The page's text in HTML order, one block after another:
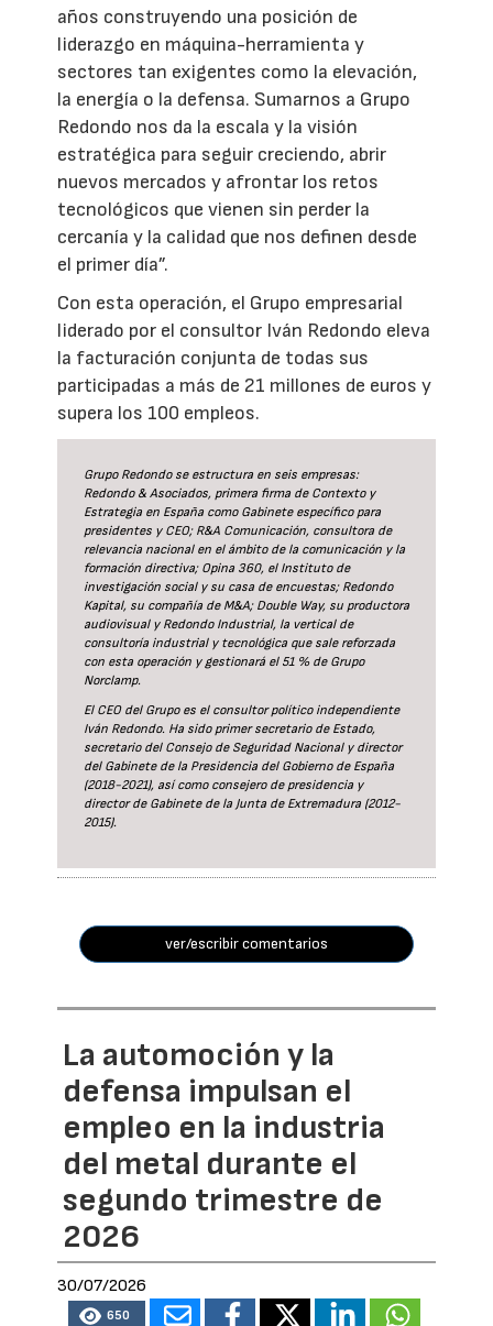
años construyendo una posición de
liderazgo en máquina-herramienta y
sectores tan exigentes como la elevación,
la energía o la defensa. Sumarnos a Grupo
Redondo nos da la escala y la visión
estratégica para seguir creciendo, abrir
nuevos mercados y afrontar los retos
tecnológicos que vienen sin perder la
cercanía y la calidad que nos definen desde
el primer día”.
Con esta operación, el Grupo empresarial
liderado por el consultor Iván Redondo eleva
la facturación conjunta de todas sus
participadas a más de 21 millones de euros y
supera los 100 empleos.
Grupo Redondo se estructura en seis empresas:
Redondo & Asociados, primera firma de Contexto y
Estrategia en España como Gabinete específico para
presidentes y CEO; R&A Comunicación, consultora de
relevancia nacional en el ámbito de la comunicación y la
formación directiva; Opina 360, el Instituto de
investigación social y su casa de encuestas; Redondo
Kapital, su compañía de M&A; Double Way, su productora
audiovisual y Redondo Industrial, la vertical de
consultoría industrial y tecnológica que sale reforzada
con esta operación y gestionará el 51 % de Grupo
Norclamp.
El CEO del Grupo es el consultor político independiente
Iván Redondo. Ha sido primer secretario de Estado,
secretario del Consejo de Seguridad Nacional y director
del Gabinete de la Presidencia del Gobierno de España
(2018-2021), así como consejero de presidencia y
director de Gabinete de la Junta de Extremadura (2012-
2015).
ver/escribir comentarios
La automoción y la
defensa impulsan el
empleo en la industria
del metal durante el
segundo trimestre de
2026
30/07/2026
650